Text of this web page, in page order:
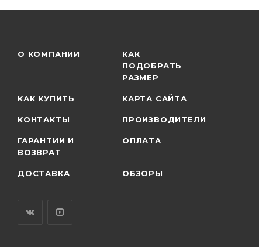
О КОМПАНИИ
КАК
ПОДОБРАТЬ
РАЗМЕР
КАК КУПИТЬ КАРТА САЙТА
КОНТАКТЫ ПРОИЗВОДИТЕЛИ
ГАРАНТИИ И
ВОЗВРАТ
ОПЛАТА
ДОСТАВКА ОБЗОРЫ